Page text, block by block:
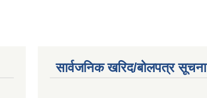
सार्वजनिक खरिद/बोलपत्र सूचना